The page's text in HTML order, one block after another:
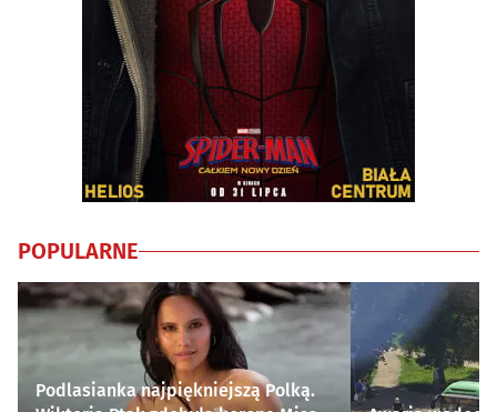
POPULARNE
Podlasianka najpiękniejszą Polką.